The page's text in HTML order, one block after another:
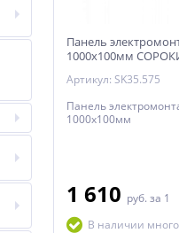
Панель
1000х100мм
Артикул: SK35.575
Панель
1000х100мм
1 610 руб. за 1
В наличии много